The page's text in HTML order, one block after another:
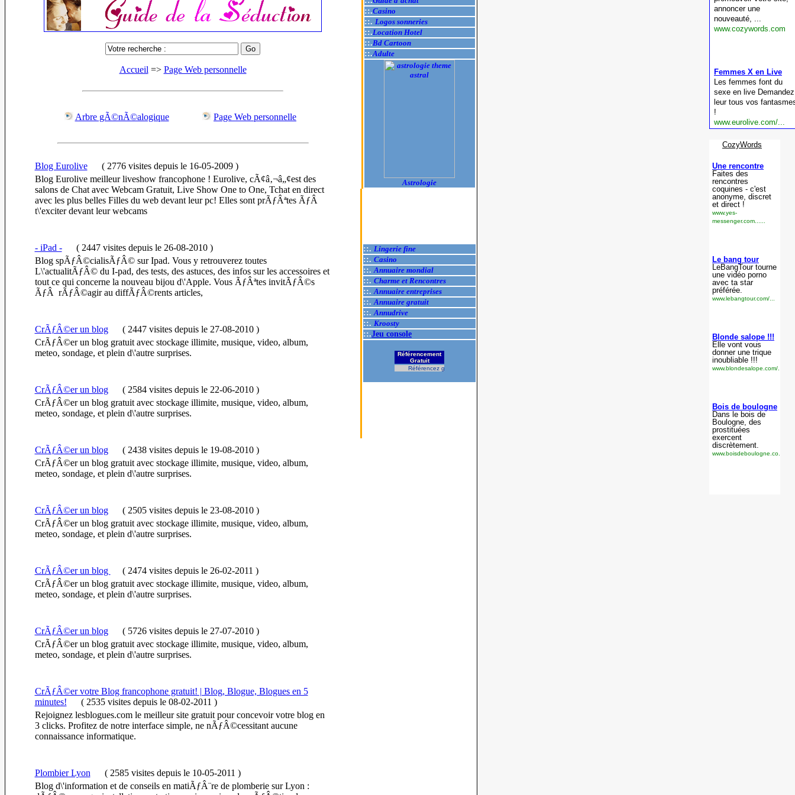
Accueil=> Page Web personnelle
Arbre gÃ©nÃ©alogique Page Web personnelle
Blog Eurolive(2776 visites depuis le 16-05-2009)
Blog Eurolive meilleur liveshow francophone ! Eurolive, cÃ¢â‚¬â„¢est des
salons de Chat avec Webcam Gratuit, Live Show One to One, Tchat en direct
avec les plus belles Filles du web devant leur pc! Elles sont prÃƒÂªtes ÃƒÂ
t\'exciter devant leur webcams
- iPad -(2447 visites depuis le 26-08-2010)
Blog spÃƒÂ©cialisÃƒÂ© sur Ipad. Vous y retrouverez toutes
L\'actualitÃƒÂ© du I-pad, des tests, des astuces, des infos sur les accessoires et
tout ce qui concerne la nouveau bijou d\'Apple. Vous ÃƒÂªtes invitÃƒÂ©s
ÃƒÂ rÃƒÂ©agir au diffÃƒÂ©rents articles,
CrÃƒÂ©er un blog(2447 visites depuis le 27-08-2010)
CrÃƒÂ©er un blog gratuit avec stockage illimite, musique, video, album,
meteo, sondage, et plein d\'autre surprises.
CrÃƒÂ©er un blog(2584 visites depuis le 22-06-2010)
CrÃƒÂ©er un blog gratuit avec stockage illimite, musique, video, album,
meteo, sondage, et plein d\'autre surprises.
CrÃƒÂ©er un blog(2438 visites depuis le 19-08-2010)
CrÃƒÂ©er un blog gratuit avec stockage illimite, musique, video, album,
meteo, sondage, et plein d\'autre surprises.
CrÃƒÂ©er un blog(2505 visites depuis le 23-08-2010)
CrÃƒÂ©er un blog gratuit avec stockage illimite, musique, video, album,
meteo, sondage, et plein d\'autre surprises.
CrÃƒÂ©er un blog (2474 visites depuis le 26-02-2011 )
CrÃƒÂ©er un blog gratuit avec stockage illimite, musique, video, album,
meteo, sondage, et plein d\'autre surprises.
CrÃƒÂ©er un blog(5726 visites depuis le 27-07-2010)
CrÃƒÂ©er un blog gratuit avec stockage illimite, musique, video, album,
meteo, sondage, et plein d\'autre surprises.
CrÃƒÂ©er votre Blog francophone gratuit! | Blog, Blogue, Blogues en 5
minutes! (2535 visites depuis le 08-02-2011 )
Rejoignez lesblogues.com le meilleur site gratuit pour concevoir votre blog en
3 clicks. Profitez de notre interface simple, ne nÃƒÂ©cessitant aucune
connaissance informatique.
Plombier Lyon(2585 visites depuis le 10-05-2011 )
Blog d\'information et de conseils en matiÃƒÂ¨re de plomberie sur Lyon :
::.Casino
::. Logos sonneries
::.Location Hotel
::.Bd Cartoon
::.Adulte
Astrologie
::. Lingerie fine
::. Casino
::.Annuaire mondial
::. Charme et Rencontres
::.Annuaire entreprises
::.Annuaire gratuit
::.Annudrive
::. Kroosty
::.Jeu console
Référencement
Gratuit
Référencez gratuitement votre site.